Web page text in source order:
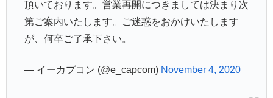
頂いております。営業再開につきましては決まり次
第ご案内いたします。ご迷惑をおかけいたします
が、何卒ご了承下さい。
— イーカプコン (@e_capcom) November 4, 2020